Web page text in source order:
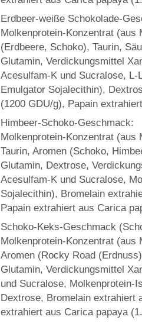
Erdbeer-weiße Schokolade-
Molkenprotein-Konzentrat (aus
(Erdbeere, Schoko), Taurin,
Glutamin, Verdickungsmittel
Acesulfam-K und Sucralose,
Emulgator Sojalecithin),
(1200 GDU/g), Papain
Himbeer-Schoko-Geschmack:
Molkenprotein-Konzentrat (aus
Taurin, Aromen (Schoko,
Glutamin, Dextrose,
Acesulfam-K und Sucralose,
Sojalecithin), Bromelain
Papain extrahiert aus Carica
Schoko-Keks-Geschmack
Molkenprotein-Konzentrat (aus
Aromen (Rocky Road
Glutamin, Verdickungsmittel
und Sucralose, Molkenprotein-
Dextrose, Bromelain extrahiert
extrahiert aus Carica papaya